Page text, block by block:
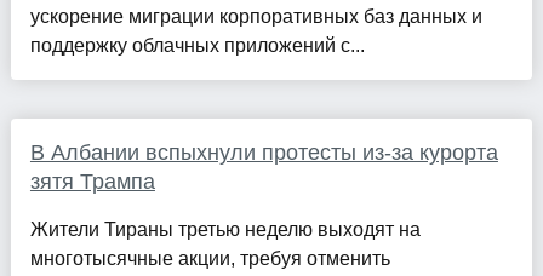
ускорение миграции корпоративных баз данных и
поддержку облачных приложений с...
В Албании вспыхнули протесты из-за курорта
зятя Трампа
Жители Тираны третью неделю выходят на
многотысячные акции, требуя отменить